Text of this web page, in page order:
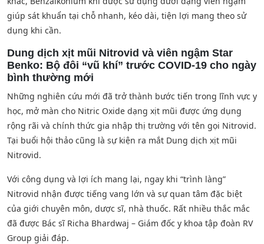
giúp sát khuẩn tại chỗ nhanh, kéo dài, tiện lợi mang theo sử
dụng khi cần.
Dung dịch xịt mũi Nitrovid và viên ngậm Star
Benko: Bộ đôi “vũ khí” trước COVID-19 cho ngày
bình thường mới
Những nghiên cứu mới đã trở thành bước tiến trong lĩnh vực y
học, mở màn cho Nitric Oxide dạng xịt mũi được ứng dụng
rộng rãi và chính thức gia nhập thị trường với tên gọi Nitrovid.
Tại buổi hội thảo cũng là sự kiện ra mắt Dung dịch xịt mũi
Nitrovid.
Với công dụng và lợi ích mang lại, ngay khi “trình làng”
Nitrovid nhận được tiếng vang lớn và sự quan tâm đặc biệt
của giới chuyên môn, dược sĩ, nhà thuốc. Rất nhiều thắc mắc
đã được Bác sĩ Richa Bhardwaj – Giám đốc y khoa tập đoàn RV
Group giải đáp.